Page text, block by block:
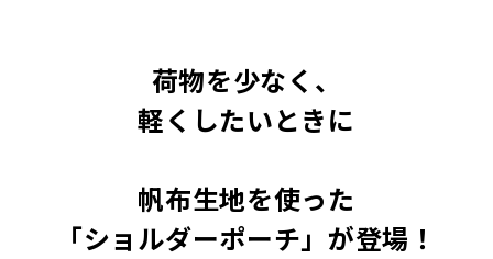
荷物を少なく、
軽くしたいときに
帆布生地を使った
「ショルダーポーチ」が登場！